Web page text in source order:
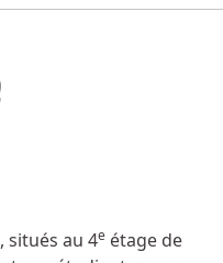
situés au 4e étage de